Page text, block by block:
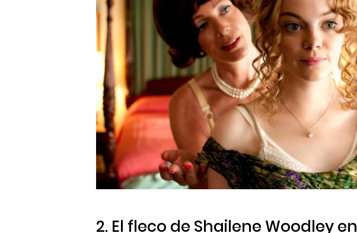
2. El fleco de Shailene Woodley en